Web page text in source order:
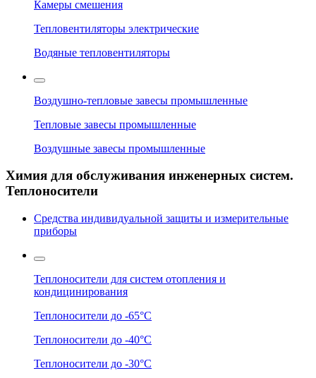
Камеры смешения
Тепловентиляторы электрические
Водяные тепловентиляторы
Воздушно-тепловые завесы промышленные
Тепловые завесы промышленные
Воздушные завесы промышленные
Химия для обслуживания инженерных систем.
Теплоносители
Средства индивидуальной защиты и измерительные
приборы
Теплоносители для систем отопления и
кондицинирования
Теплоносители до -65°C
Теплоносители до -40°C
Теплоносители до -30°C